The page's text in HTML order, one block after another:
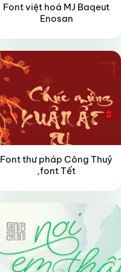
Font việt hoá MJ Baqeut
Enosan
Font thư pháp Công Thuỷ
,font Tết